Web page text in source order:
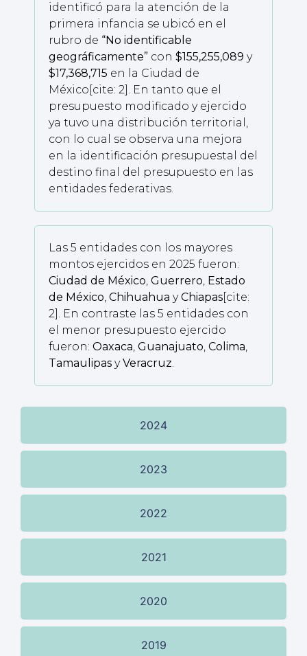
2024
2023
2022
2021
2020
2019
identificó para la atención de la
primera infancia se ubicó en el
rubro de “No identificable
geográficamente” con $155,255,089 y
$17,368,715 en la Ciudad de
México[cite: 2]. En tanto que el
presupuesto modificado y ejercido
ya tuvo una distribución territorial,
con lo cual se observa una mejora
en la identificación presupuestal del
destino final del presupuesto en las
entidades federativas.
Las 5 entidades con los mayores
montos ejercidos en 2025 fueron:
Ciudad de México, Guerrero, Estado
de México, Chihuahua yChiapas[cite:
2]. En contraste las 5 entidades con
el menor presupuesto ejercido
fueron: Oaxaca, Guanajuato, Colima,
Tamaulipas yVeracruz.